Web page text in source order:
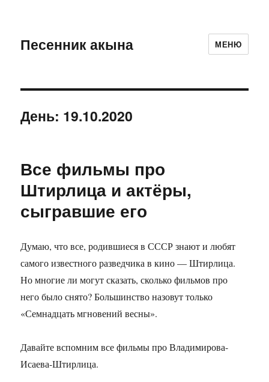
Песенник акына МЕНЮ
День: 19.10.2020
Все фильмы про
Штирлица и актёры,
сыгравшие его
Думаю, что все, родившиеся в СССР знают и любят
самого известного разведчика в кино — Штирлица.
Но многие ли могут сказать, сколько фильмов про
него было снято? Большинство назовут только
«Семнадцать мгновений весны».
Давайте вспомним все фильмы про Владимирова-
Исаева-Штирлица.